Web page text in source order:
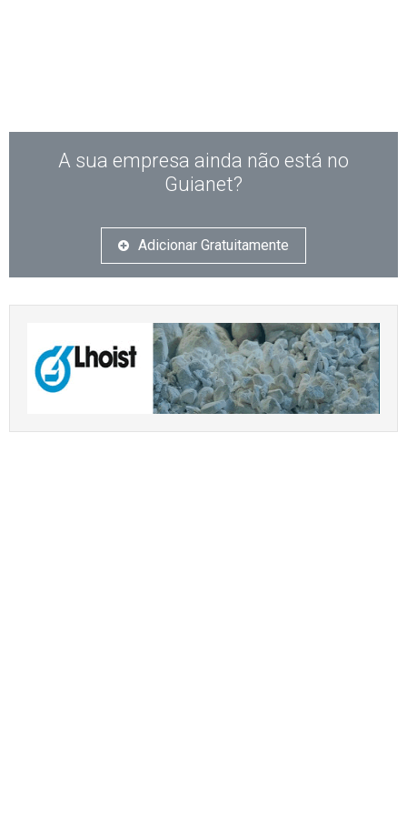
A sua empresa ainda não está no
Guianet?
Adicionar Gratuitamente